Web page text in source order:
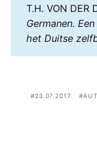
T.H. VON DER
Germanen.
het Duitse
23.07.2017